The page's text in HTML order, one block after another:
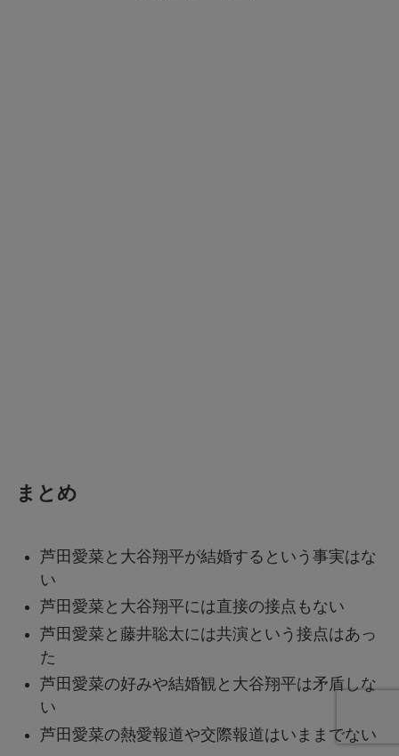
まとめ
芦田愛菜と大谷翔平が結婚するという事実はな
い
芦田愛菜と大谷翔平には直接の接点もない
芦田愛菜と藤井聡太には共演という接点はあっ
た
芦田愛菜の好みや結婚観と大谷翔平は矛盾しな
い
芦田愛菜の熱愛報道や交際報道はいままでない